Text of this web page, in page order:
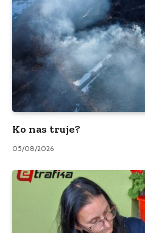
Ko nas truje?
05/08/2026